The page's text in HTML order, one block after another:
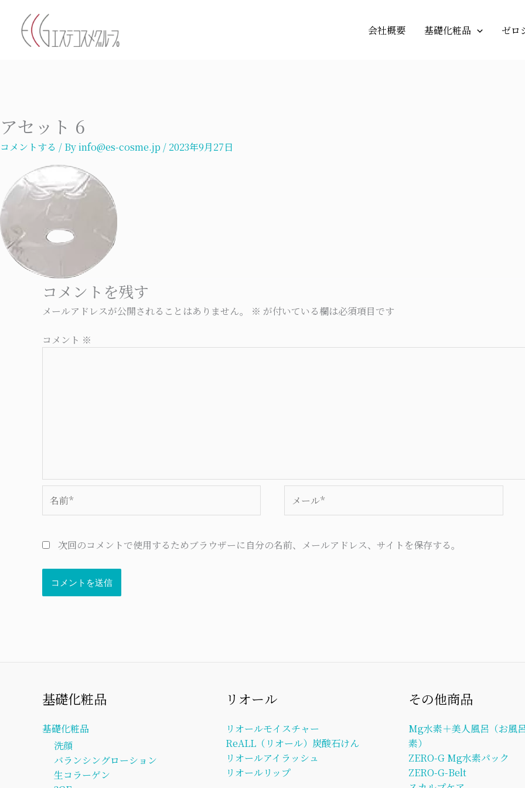
会社概要 基礎化粧品 ゼロ
アセット 6
コメントする / Byinfo@es-cosme.jp / 2023年9月27日
コメントを残す
メールアドレスが公開されることはありません。 ※ が付いている欄は必須項目です
コメント ※
前
ー
次回のコメントで使用するためブラウザーに自分の名前、メールアドレス、サイトを保存する。
基礎化粧品
基礎化粧品
洗顔
バランシングローション
生コラーゲン
リオール
リオールモイスチャー
ReALL（リオール）炭酸石けん
リオールアイラッシュ
リオールリップ
その他商品
Mg水素＋美人風呂（お風
素）
ZERO-G Mg水素パック
ZERO-G-Belt